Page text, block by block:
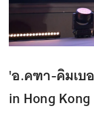
'อ.คฑา-คิมเบ
in Hong Kong